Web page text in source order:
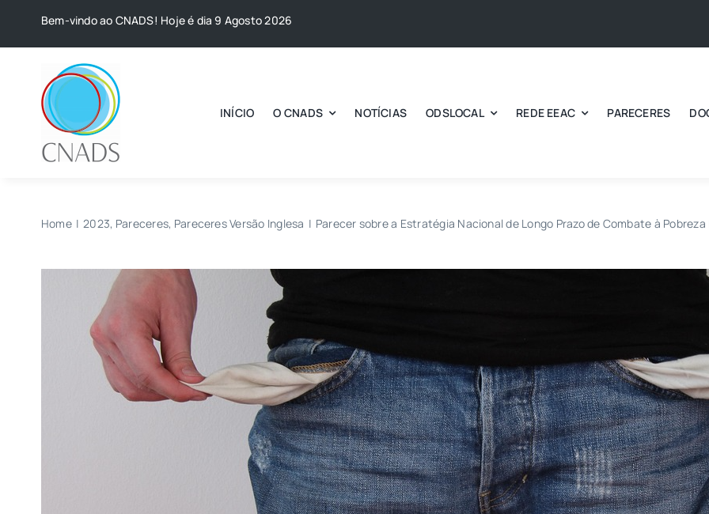
Bem-vindo ao CNADS! Hoje é dia 9 Agosto 2026
INÍCIO O CNADS NOTÍCIAS ODSLOCAL REDE EEAC PARECERES
Home 2023 Pareceres Pareceres Versão Inglesa Parecer sobre a Estratégia Nacional de Longo Prazo de Combate à